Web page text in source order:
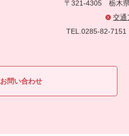
〒321-4305 栃木
交通
TEL.0285-82-
お問い合わせ